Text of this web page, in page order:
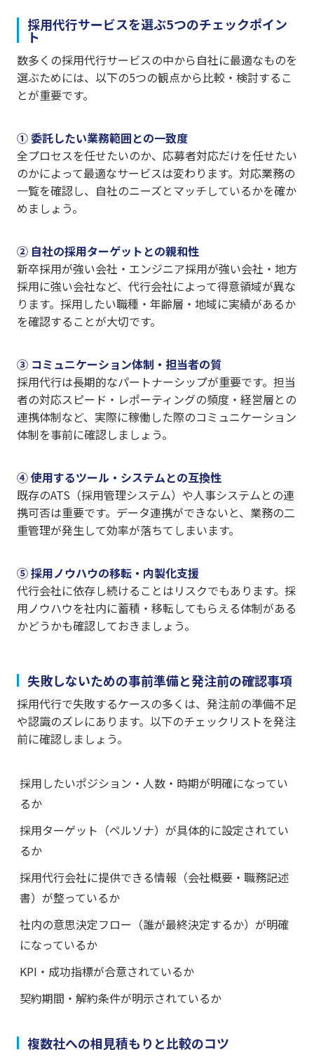
採用代行サービスを選ぶ5つのチェックポイン
ト
数多くの採用代行サービスの中から自社に最適なものを
選ぶためには、以下の5つの観点から比較・検討するこ
とが重要です。
① 委託したい業務範囲との一致度
全プロセスを任せたいのか、応募者対応だけを任せたい
のかによって最適なサービスは変わります。対応業務の
一覧を確認し、自社のニーズとマッチしているかを確か
めましょう。
② 自社の採用ターゲットとの親和性
新卒採用が強い会社・エンジニア採用が強い会社・地方
採用に強い会社など、代行会社によって得意領域が異な
ります。採用したい職種・年齢層・地域に実績があるか
を確認することが大切です。
③ コミュニケーション体制・担当者の質
採用代行は長期的なパートナーシップが重要です。担当
者の対応スピード・レポーティングの頻度・経営層との
連携体制など、実際に稼働した際のコミュニケーション
体制を事前に確認しましょう。
④ 使用するツール・システムとの互換性
既存のATS（採用管理システム）や人事システムとの連
携可否は重要です。データ連携ができないと、業務の二
重管理が発生して効率が落ちてしまいます。
⑤ 採用ノウハウの移転・内製化支援
代行会社に依存し続けることはリスクでもあります。採
用ノウハウを社内に蓄積・移転してもらえる体制がある
かどうかも確認しておきましょう。
失敗しないための事前準備と発注前の確認事項
採用代行で失敗するケースの多くは、発注前の準備不足
や認識のズレにあります。以下のチェックリストを発注
前に確認しましょう。
採用したいポジション・人数・時期が明確になってい
るか
採用ターゲット（ペルソナ）が具体的に設定されてい
るか
採用代行会社に提供できる情報（会社概要・職務記述
書）が整っているか
社内の意思決定フロー（誰が最終決定するか）が明確
になっているか
KPI・成功指標が合意されているか
契約期間・解約条件が明示されているか
複数社への相見積もりと比較のコツ